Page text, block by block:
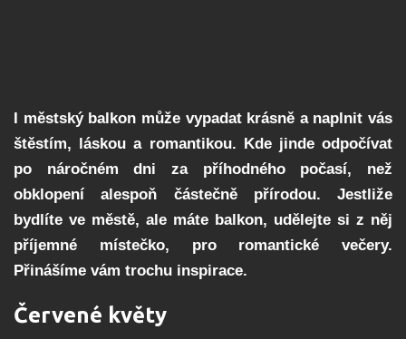
I městský balkon může vypadat krásně a naplnit vás
štěstím, láskou a romantikou. Kde jinde odpočívat
po náročném dni za příhodného počasí, než
obklopení alespoň částečně přírodou. Jestliže
bydlíte ve městě, ale máte balkon, udělejte si z něj
příjemné místečko, pro romantické večery.
Přinášíme vám trochu inspirace.
Červené květy